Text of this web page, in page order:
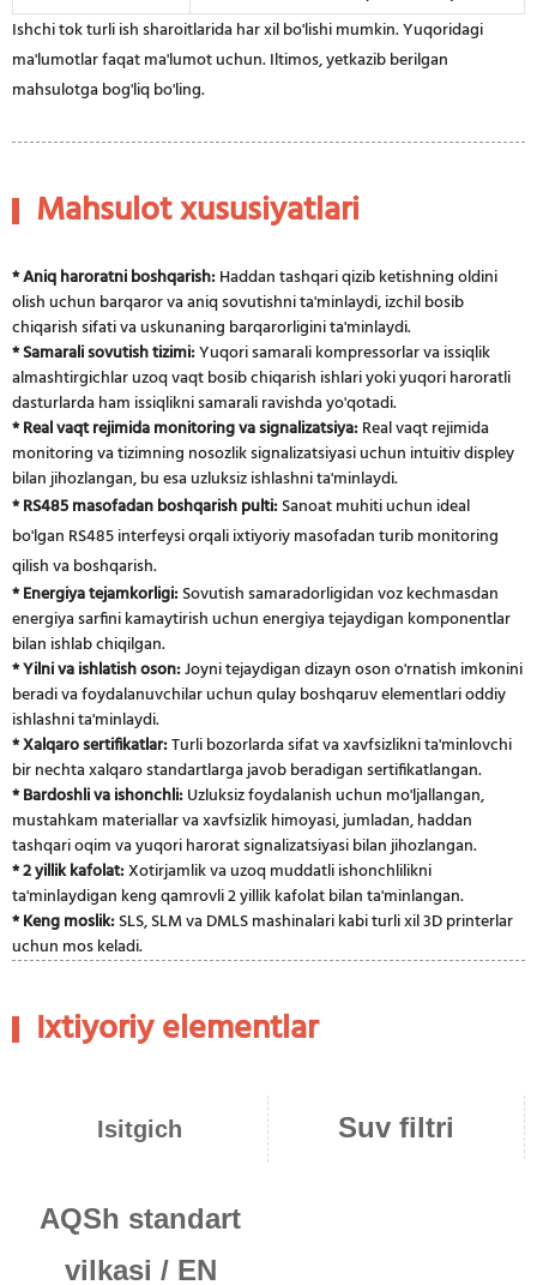
Ishchi tok turli ish sharoitlarida har xil bo'lishi mumkin. Yuqoridagi
ma'lumotlar faqat ma'lumot uchun. Iltimos, yetkazib berilgan
mahsulotga bog'liq bo'ling.
Mahsulot xususiyatlari
* Aniq haroratni boshqarish:Haddan tashqari qizib ketishning oldini
olish uchun barqaror va aniq sovutishni ta'minlaydi, izchil bosib
chiqarish sifati va uskunaning barqarorligini ta'minlaydi.
* Samarali sovutish tizimi:Yuqori samarali kompressorlar va issiqlik
almashtirgichlar uzoq vaqt bosib chiqarish ishlari yoki yuqori haroratli
dasturlarda ham issiqlikni samarali ravishda yo'qotadi.
* Real vaqt rejimida monitoring va signalizatsiya:Real vaqt rejimida
monitoring va tizimning nosozlik signalizatsiyasi uchun intuitiv displey
bilan jihozlangan, bu esa uzluksiz ishlashni ta'minlaydi.
* RS485 masofadan boshqarish pulti:Sanoat muhiti uchun ideal
bo'lgan RS485 interfeysi orqali ixtiyoriy masofadan turib monitoring
qilish va boshqarish.
* Energiya tejamkorligi:Sovutish samaradorligidan voz kechmasdan
energiya sarfini kamaytirish uchun energiya tejaydigan komponentlar
bilan ishlab chiqilgan.
* Yilni va ishlatish oson:Joyni tejaydigan dizayn oson o'rnatish imkonini
beradi va foydalanuvchilar uchun qulay boshqaruv elementlari oddiy
ishlashni ta'minlaydi.
* Xalqaro sertifikatlar:Turli bozorlarda sifat va xavfsizlikni ta'minlovchi
bir nechta xalqaro standartlarga javob beradigan sertifikatlangan.
* Bardoshli va ishonchli:Uzluksiz foydalanish uchun mo'ljallangan,
mustahkam materiallar va xavfsizlik himoyasi, jumladan, haddan
tashqari oqim va yuqori harorat signalizatsiyasi bilan jihozlangan.
* 2 yillik kafolat:Xotirjamlik va uzoq muddatli ishonchlilikni
ta'minlaydigan keng qamrovli 2 yillik kafolat bilan ta'minlangan.
* Keng moslik:SLS, SLM va DMLS mashinalari kabi turli xil 3D printerlar
uchun mos keladi.
Ixtiyoriy elementlar
Isitgich Suv filtri
AQSh standart
vilkasi / EN